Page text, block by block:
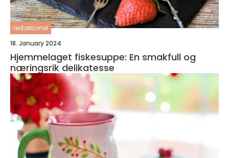
redaktionel
18. January 2024
Hjemmelaget fiskesuppe: En smakfull og
næringsrik delikatesse